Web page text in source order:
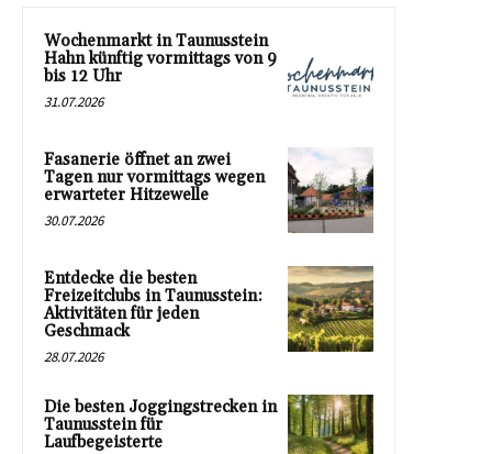
Wochenmarkt in Taunusstein
Hahn künftig vormittags von 9
bis 12 Uhr
31.07.2026
Fasanerie öffnet an zwei
Tagen nur vormittags wegen
erwarteter Hitzewelle
30.07.2026
Entdecke die besten
Freizeitclubs in Taunusstein:
Aktivitäten für jeden
Geschmack
28.07.2026
Die besten Joggingstrecken in
Taunusstein für
Laufbegeisterte